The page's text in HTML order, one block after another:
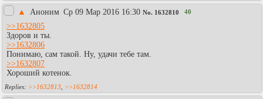
▲ Аноним Ср 09 Мар 2016 16:30 No. 1632810 40
>>1632805
Здоров и ты.
>>1632806
Понимаю, сам такой. Ну, удачи тебе там.
>>1632807
Хороший котенок.
>>1632813 >>1632814